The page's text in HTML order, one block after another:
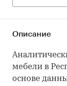
Описание
мебели в
основе